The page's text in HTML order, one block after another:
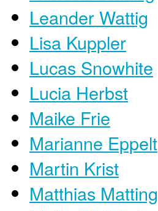
Leander Wattig
Lisa Kuppler
Lucas Snowhite
Lucia Herbst
Maike Frie
Marianne Eppelt
Martin Krist
Matthias Matting